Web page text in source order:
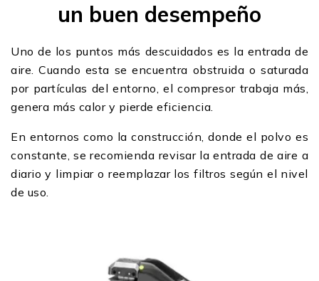
un buen desempeño
Uno de los puntos más descuidados es la entrada de
aire. Cuando esta se encuentra obstruida o saturada
por partículas del entorno, el compresor trabaja más,
genera más calor y pierde eficiencia.
En entornos como la construcción, donde el polvo es
constante, se recomienda revisar la entrada de aire a
diario y limpiar o reemplazar los filtros según el nivel
de uso.